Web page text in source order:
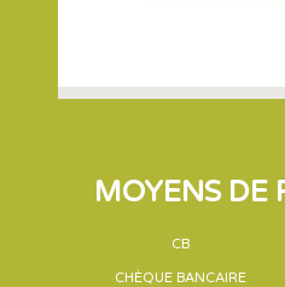
MOYENS DE
CB
CHÈQUE BANCAIRE